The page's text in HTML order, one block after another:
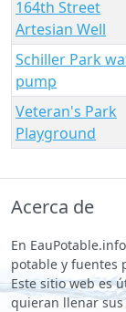
164th Street
Artesian Well
Schiller Park
pump
Veteran's Park
Playground
Acerca de
En
potable y fuentes
Este sitio web es
quieran llenar